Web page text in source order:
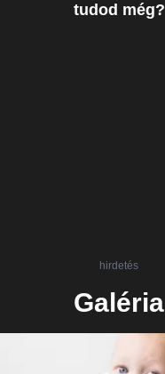
tudod még?
hirdetés
Galéria